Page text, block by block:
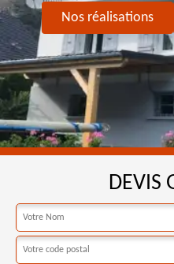
Nos réalisations
DEVIS